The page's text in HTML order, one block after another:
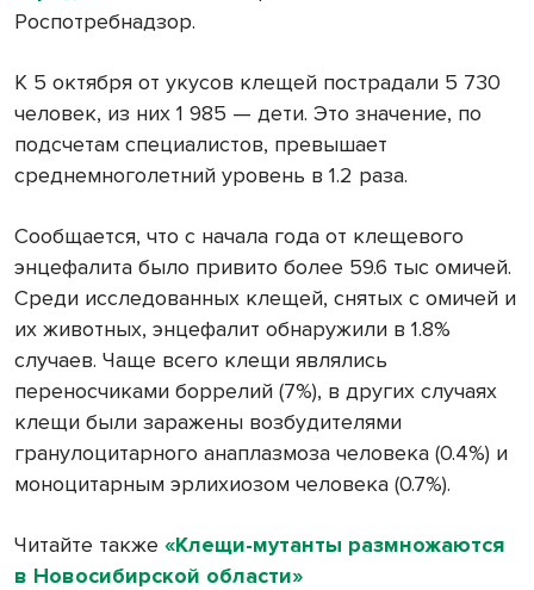
Роспотребнадзор.
К 5 октября от укусов клещей пострадали 5 730
человек, из них 1 985 — дети. Это значение, по
подсчетам специалистов, превышает
среднемноголетний уровень в 1.2 раза.
Сообщается, что с начала года от клещевого
энцефалита было привито более 59.6 тыс омичей.
Среди исследованных клещей, снятых с омичей и
их животных, энцефалит обнаружили в 1.8%
случаев. Чаще всего клещи являлись
переносчиками боррелий (7%), в других случаях
клещи были заражены возбудителями
гранулоцитарного анаплазмоза человека (0.4%) и
моноцитарным эрлихиозом человека (0.7%).
Читайте также «Клещи-мутанты размножаются
в Новосибирской области»